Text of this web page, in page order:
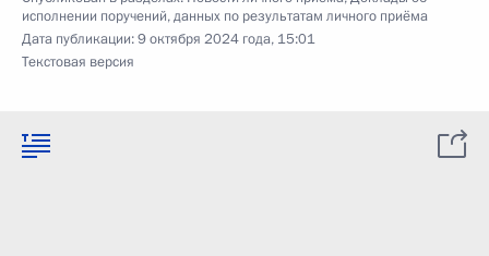
исполнении поручений, данных по результатам личного приёма
Дата публикации:9 октября 2024 года, 15:01
Текстовая версия